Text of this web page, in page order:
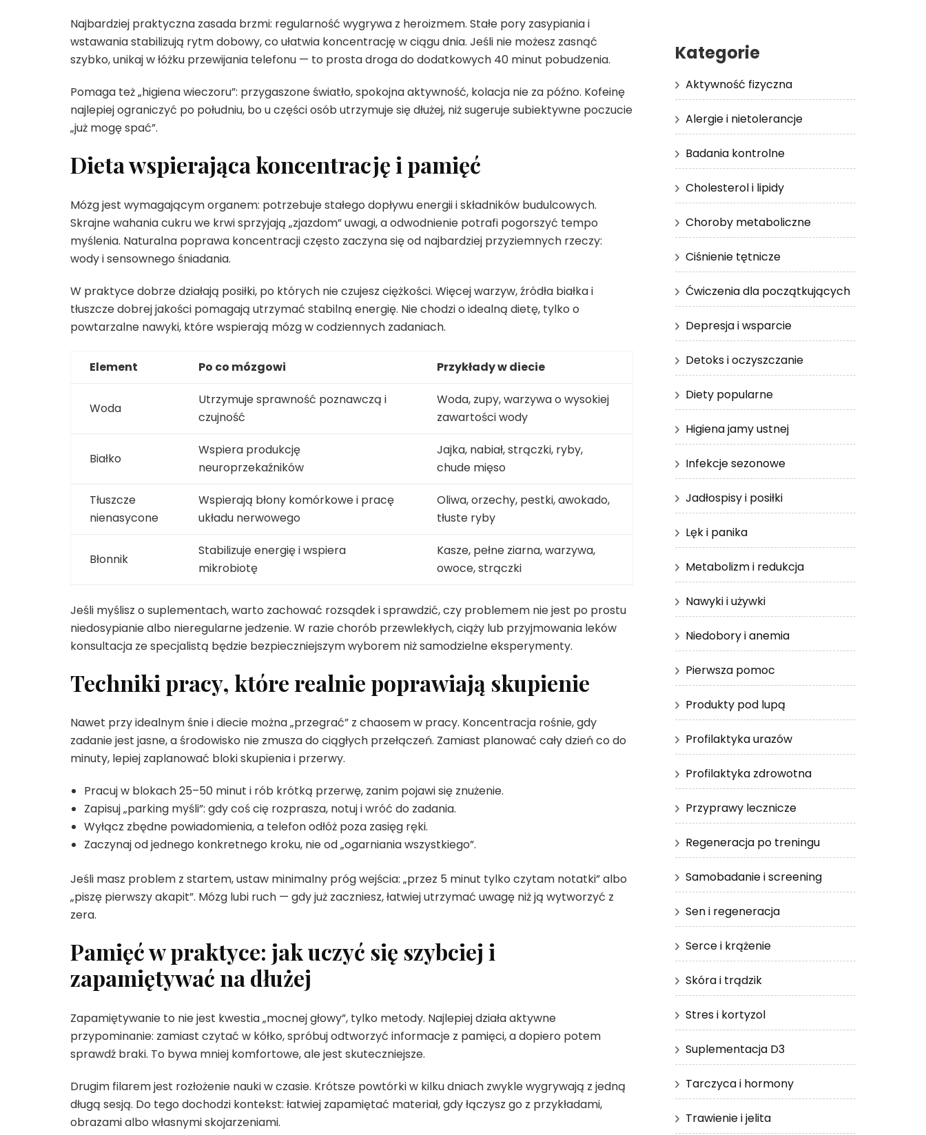
Najbardziej praktyczna zasada brzmi: regularność wygrywa z heroizmem. Stałe pory zasypiania i
wstawania stabilizują rytm dobowy, co ułatwia koncentrację w ciągu dnia. Jeśli nie możesz zasnąć
szybko, unikaj w łóżku przewijania telefonu — to prosta droga do dodatkowych 40 minut pobudzenia.
Pomaga też „higiena wieczoru”: przygaszone światło, spokojna aktywność, kolacja nie za późno. Kofeinę
najlepiej ograniczyć po południu, bo u części osób utrzymuje się dłużej, niż sugeruje subiektywne poczucie
„już mogę spać”.
Dieta wspierająca koncentrację i pamięć
Mózg jest wymagającym organem: potrzebuje stałego dopływu energii i składników budulcowych.
Skrajne wahania cukru we krwi sprzyjają „zjazdom” uwagi, a odwodnienie potrafi pogorszyć tempo
myślenia. Naturalna poprawa koncentracji często zaczyna się od najbardziej przyziemnych rzeczy:
wody i sensownego śniadania.
W praktyce dobrze działają posiłki, po których nie czujesz ciężkości. Więcej warzyw, źródła białka i
tłuszcze dobrej jakości pomagają utrzymać stabilną energię. Nie chodzi o idealną dietę, tylko o
powtarzalne nawyki, które wspierają mózg w codziennych zadaniach.
Element Po co mózgowi Przykłady w diecie
Woda
Utrzymuje sprawność poznawczą i
czujność
Woda, zupy, warzywa o wysokiej
zawartości wody
Białko
Wspiera produkcję
neuroprzekaźników
Jajka, nabiał, strączki, ryby,
chude mięso
Tłuszcze
nienasycone
Wspierają błony komórkowe i pracę
układu nerwowego
Oliwa, orzechy, pestki, awokado,
tłuste ryby
Błonnik
Stabilizuje energię i wspiera
mikrobiotę
Kasze, pełne ziarna, warzywa,
owoce, strączki
Jeśli myślisz o suplementach, warto zachować rozsądek i sprawdzić, czy problemem nie jest po prostu
niedosypianie albo nieregularne jedzenie. W razie chorób przewlekłych, ciąży lub przyjmowania leków
konsultacja ze specjalistą będzie bezpieczniejszym wyborem niż samodzielne eksperymenty.
Techniki pracy, które realnie poprawiają skupienie
Nawet przy idealnym śnie i diecie można „przegrać” z chaosem w pracy. Koncentracja rośnie, gdy
zadanie jest jasne, a środowisko nie zmusza do ciągłych przełączeń. Zamiast planować cały dzień co do
minuty, lepiej zaplanować bloki skupienia i przerwy.
Pracuj w blokach 25–50 minut i rób krótką przerwę, zanim pojawi się znużenie.
Zapisuj „parking myśli”: gdy coś cię rozprasza, notuj i wróć do zadania.
Wyłącz zbędne powiadomienia, a telefon odłóż poza zasięg ręki.
Zaczynaj od jednego konkretnego kroku, nie od „ogarniania wszystkiego”.
Jeśli masz problem z startem, ustaw minimalny próg wejścia: „przez 5 minut tylko czytam notatki” albo
„piszę pierwszy akapit”. Mózg lubi ruch — gdy już zaczniesz, łatwiej utrzymać uwagę niż ją wytworzyć z
zera.
Pamięć w praktyce: jak uczyć się szybciej i
zapamiętywać na dłużej
Zapamiętywanie to nie jest kwestia „mocnej głowy”, tylko metody. Najlepiej działa aktywne
przypominanie: zamiast czytać w kółko, spróbuj odtworzyć informacje z pamięci, a dopiero potem
sprawdź braki. To bywa mniej komfortowe, ale jest skuteczniejsze.
Drugim filarem jest rozłożenie nauki w czasie. Krótsze powtórki w kilku dniach zwykle wygrywają z jedną
długą sesją. Do tego dochodzi kontekst: łatwiej zapamiętać materiał, gdy łączysz go z przykładami,
obrazami albo własnymi skojarzeniami.
Kategorie
Aktywność fizyczna
Alergie i nietolerancje
Badania kontrolne
Cholesterol i lipidy
Choroby metaboliczne
Ciśnienie tętnicze
Ćwiczenia dla początkujących
Depresja i wsparcie
Detoks i oczyszczanie
Diety popularne
Higiena jamy ustnej
Infekcje sezonowe
Jadłospisy i posiłki
Lęk i panika
Metabolizm i redukcja
Nawyki i używki
Niedobory i anemia
Pierwsza pomoc
Produkty pod lupą
Profilaktyka urazów
Profilaktyka zdrowotna
Przyprawy lecznicze
Regeneracja po treningu
Samobadanie i screening
Sen i regeneracja
Serce i krążenie
Skóra i trądzik
Stres i kortyzol
Suplementacja D3
Tarczyca i hormony
Trawienie i jelita